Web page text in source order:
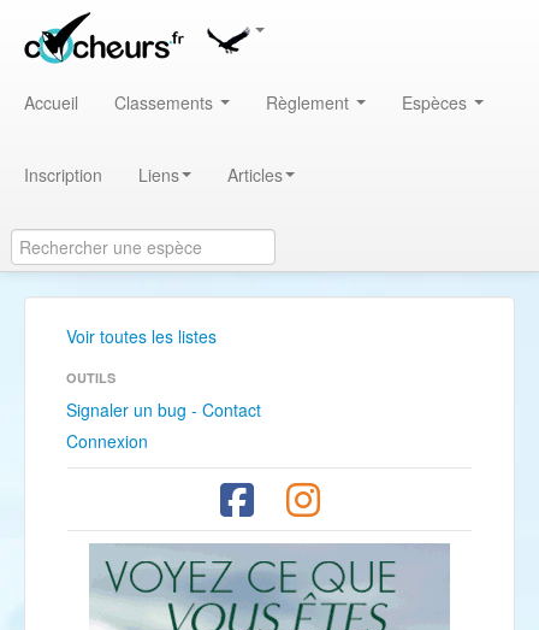
Accueil Classements Règlement Espèces
Inscription Liens Articles
Voir toutes les listes
OUTILS
Signaler un bug - Contact
Connexion